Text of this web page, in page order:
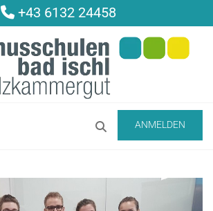
+43 6132 24458
ANMELDEN